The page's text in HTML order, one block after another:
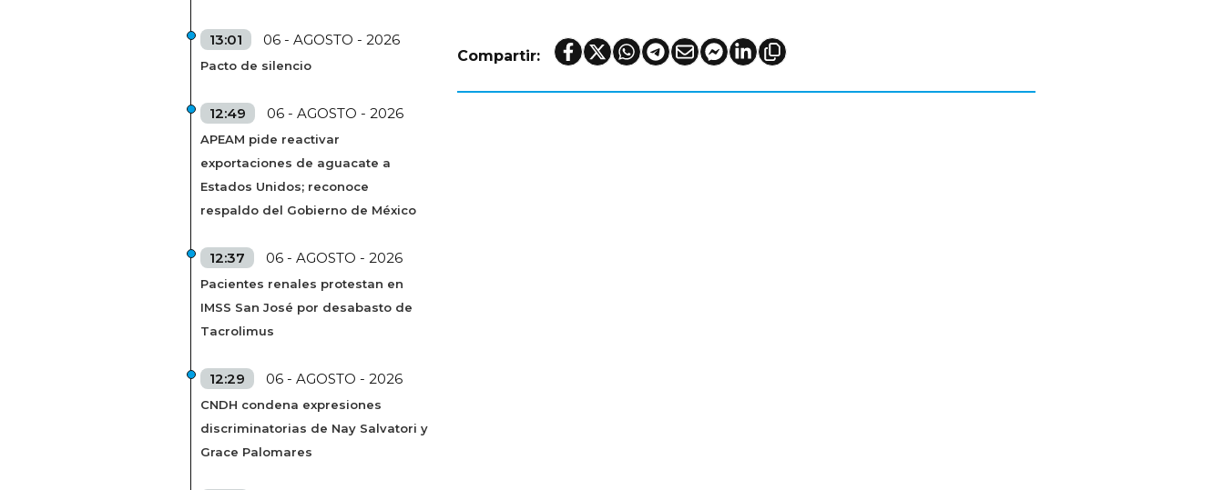
13:01 06 - AGOSTO - 2026
Pacto de silencio
12:49 06 - AGOSTO - 2026
APEAM pide reactivar
exportaciones de aguacate a
Estados Unidos; reconoce
respaldo del Gobierno de México
12:37 06 - AGOSTO - 2026
Pacientes renales protestan en
IMSS San José por desabasto de
Tacrolimus
12:29 06 - AGOSTO - 2026
CNDH condena expresiones
discriminatorias de Nay Salvatori y
Grace Palomares
Compartir: